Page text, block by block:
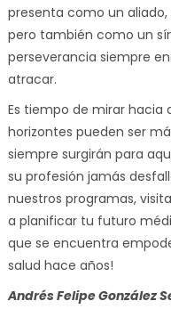
presenta como un
pero también como un
perseverancia siempre
atracar.
Es tiempo de mirar hacia
horizontes pueden ser
siempre surgirán para
su profesión jamás
nuestros programas,
a planificar tu futuro
que se encuentra
salud hace años!
Andrés Felipe González